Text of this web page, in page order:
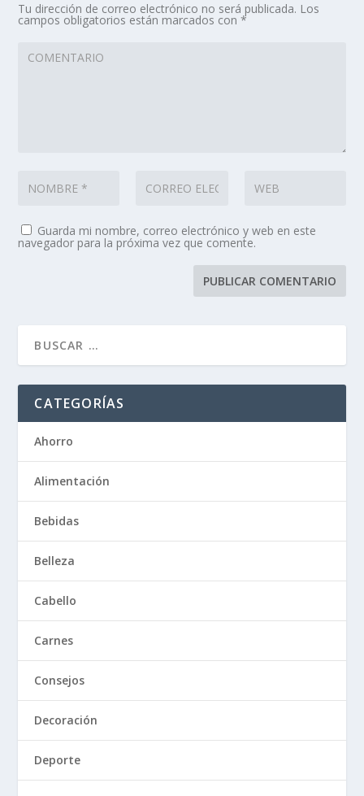
Tu dirección de correo electrónico no será publicada. Los
campos obligatorios están marcados con*
Guarda mi nombre, correo electrónico y web en este
navegador para la próxima vez que comente.
CATEGORÍAS
Ahorro
Alimentación
Bebidas
Belleza
Cabello
Carnes
Consejos
Decoración
Deporte